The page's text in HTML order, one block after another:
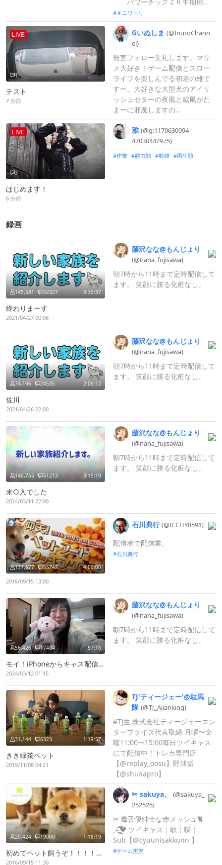
＃ニワトリ
LIVE
1
テスト
7 分前
Gいぬしま (@InuroChann
el)
無言フォロー失礼します。マリ
メ大好き！ゲーム配信とスロー
ライフを楽しんでる初老の雄で
すー。大好きな大型犬のアイリ
ッシュセターの夜風と威風がた
まーに邪魔しますの..
LIVE
3
はじめます！
6 分前
雅 (@g:1179630094
47030442975)
作業 爬虫類 動物 両生類
録画
3:30:37
145,581 52327
終わりまーす
2021/04/27 00:06
藤沢なな@もんじょり
(@nana_ fujisawa)
朝7時から11時まで定時配信して
ます。 笑顔に勝る化粧なし。
2:06:12
74,106 24535
佐川
2021/04/26 22:00
藤沢なな@もんじょり
(@nana_ fujisawa)
朝7時から11時まで定時配信して
ます。 笑顔に勝る化粧なし。
3:15:19
140,755 51213
未○入でした
2024/03/11 22:00
藤沢なな@もんじょり
(@nana_ fujisawa)
朝7時から11時まで定時配信して
ます。 笑顔に勝る化粧なし。
4:00:00
137,677 55742
2018/09/15 13:00
石川典行 (@ICCHY8591)
配信者で配信業。
石川典行
57:18
56,426 17404
モイ！iPhoneからキャス配信中 -
2024/03/12 01:15
藤沢なな@もんじょり
(@nana_ fujisawa)
朝7時から11時まで定時配信して
ます。 笑顔に勝る化粧なし。
1:19:57
31,144 6323
きき緑茶ペット
2019/11/08 04:21
TJ'ティージェー'@駄馬
隊 (@TJ_ Ajianking)
#TJ生 株式会社ティージェーエン
タープライズ代表取締 月曜〜金
曜11:00〜15:00毎日ツイキャス
にて配信中！トレカ専門店
【@replay_oosu】野球垢
【@shiinapro】
1:18:19
20,424 19000
初めてペット飼うぞ！！！！！！
2016/09/15 11:30
✂︎ sakuya。
(@sakuya_
252525)
✂︎ 毒舌優紳士な赤メッシュ🐈
◞=͟͟͞͞❤ ツイキャス￤歌￤喋￤
Sub【@cyuunisakkunn 】
ゲーム実況